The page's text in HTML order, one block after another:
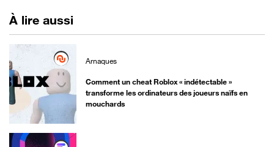
À lire aussi
Arnaques
Comment un cheat Roblox « indétectable »
transforme les ordinateurs des joueurs naïfs en
mouchards